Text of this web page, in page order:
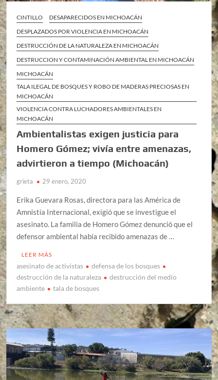
CINTILLO
DESAPARECIDOS EN MICHOACÁN
DESPLAZADOS POR VIOLENCIA EN MICHOACÁN
DESTRUCCIÓN DE LA NATURALEZA EN MICHOACÁN
DESTRUCCION Y CONTAMINACIÓN AMBIENTAL EN MICHOACÁN
MICHOACÁN
TALA ILEGAL DE BOSQUES Y ROBO DE MADERAS PRECIOSAS EN
MICHOACÁN
VIOLENCIA CONTRA LUCHADORES AMBIENTALES EN
MICHOACÁN
Ambientalistas exigen justicia para
Homero Gómez; vivía entre amenazas,
advirtieron a tiempo (Michoacán)
grieta 29 enero, 2020
Erika Guevara Rosas, directora para las América de
Amnistía Internacional, exigió que se investigue el
asesinato. La familia de Homero Gómez denunció que el
defensor ambiental había recibido amenazas de …
LEER MÁS
asesinato de activistas
defensa de los bosques
destrucción de la naturaleza
destrucción del medio
ambiente
tala de bosques